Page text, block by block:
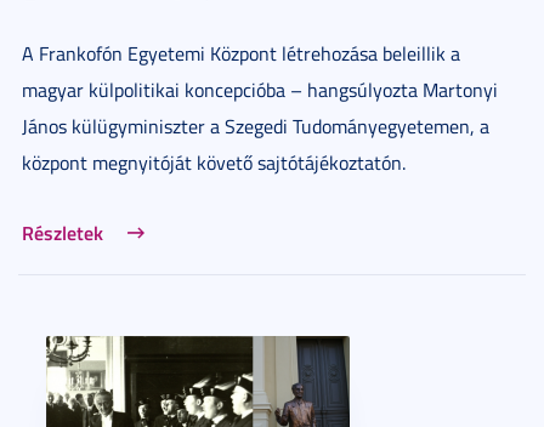
A Frankofón Egyetemi Központ létrehozása beleillik a
magyar külpolitikai koncepcióba – hangsúlyozta Martonyi
János külügyminiszter a Szegedi Tudományegyetemen, a
központ megnyitóját követő sajtótájékoztatón.
Részletek